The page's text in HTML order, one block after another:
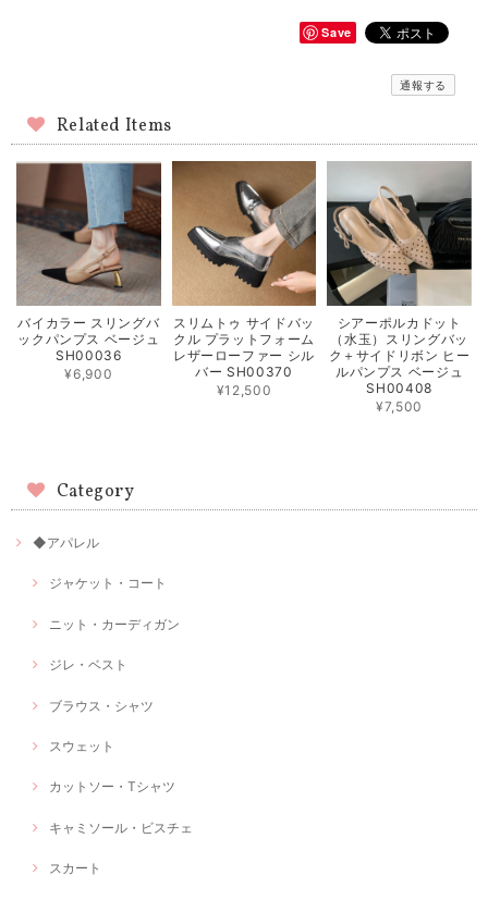
Save
通報する
Related Items
バイカラー スリングバ
ックパンプス ベージュ
SH00036
¥6,900
スリムトゥ サイドバッ
クル プラットフォーム
レザーローファー シル
バー SH00370
¥12,500
シアーポルカドット
（水玉）スリングバッ
ク＋サイドリボン ヒー
ルパンプス ベージュ
SH00408
¥7,500
Category
◆アパレル
ジャケット・コート
ニット・カーディガン
ジレ・ベスト
ブラウス・シャツ
スウェット
カットソー・Tシャツ
キャミソール・ビスチェ
スカート